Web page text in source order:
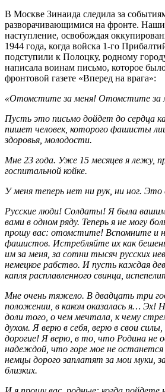
В Москве Зинаида следила за
разворачивающимися на фронте.
наступление, освобождая
1944 года, когда войска 1-го
подступили к Полоцку, родному
написала воинам письмо, которое
фронтовой газете «Вперед на врага»:
«Отомстите за меня! Отомстите за
Пусть это письмо дойдет до сердца
пишет человек, которого фашисты
здоровья, молодости.
Мне 23 года. Уже 15 месяцев я лежу,
госпитальной койке.
У меня теперь нет ни рук, ни ног.
Русские люди! Солдаты! Я была
вами в одном ряду. Теперь я не могу
прошу вас: отомстите! Вспомните и
фашистов. Истребляйте их как
им за меня, за сотни тысяч русских
немецкое рабство. И пусть каждая
капля расплавленного свинца,
Мне очень тяжело. В двадцать три
положении, в каком оказалась я… Эх!
доли того, о чем мечтала, к чему
духом. Я верю в себя, верю в свои
дорогие! Я верю, в то, что Родина не
надеждой, что горе мое не
немцы дорого заплатят за мои муки,
близких.